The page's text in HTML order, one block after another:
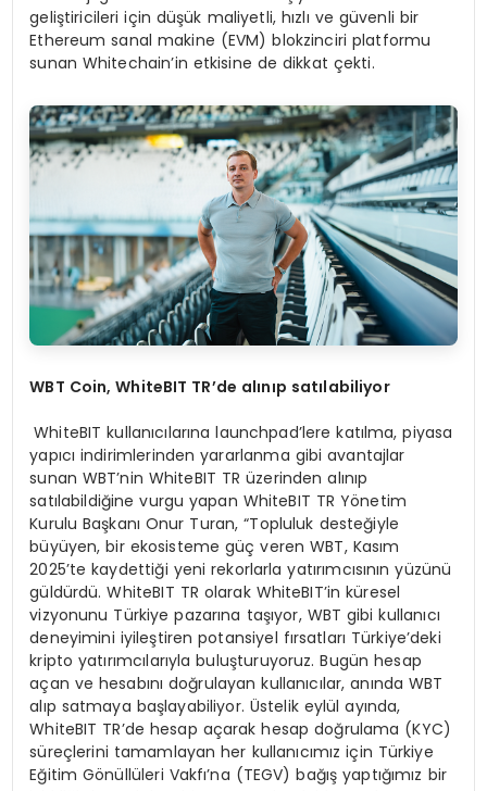
geliştiricileri için düşük maliyetli, hızlı ve güvenli bir
Ethereum sanal makine (EVM) blokzinciri platformu
sunan Whitechain’in etkisine de dikkat çekti.
WBT Coin, WhiteBIT TR’de alınıp satılabiliyor
WhiteBIT kullanıcılarına launchpad’lere katılma, piyasa
yapıcı indirimlerinden yararlanma gibi avantajlar
sunan WBT’nin WhiteBIT TR üzerinden alınıp
satılabildiğine vurgu yapan WhiteBIT TR Yönetim
Kurulu Başkanı Onur Turan, “Topluluk desteğiyle
büyüyen, bir ekosisteme güç veren WBT, Kasım
2025’te kaydettiği yeni rekorlarla yatırımcısının yüzünü
güldürdü. WhiteBIT TR olarak WhiteBIT’in küresel
vizyonunu Türkiye pazarına taşıyor, WBT gibi kullanıcı
deneyimini iyileştiren potansiyel fırsatları Türkiye’deki
kripto yatırımcılarıyla buluşturuyoruz. Bugün hesap
açan ve hesabını doğrulayan kullanıcılar, anında WBT
alıp satmaya başlayabiliyor. Üstelik eylül ayında,
WhiteBIT TR’de hesap açarak hesap doğrulama (KYC)
süreçlerini tamamlayan her kullanıcımız için Türkiye
Eğitim Gönüllüleri Vakfı’na (TEGV) bağış yaptığımız bir